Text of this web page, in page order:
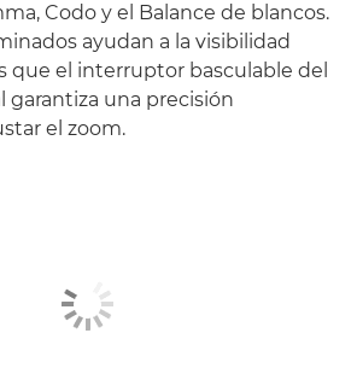
Codo y el Balance de blancos.
ayudan a la visibilidad
que el interruptor basculable del
garantiza una precisión
el zoom.